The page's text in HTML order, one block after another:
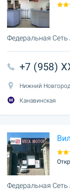
Федеральная Сеть
+7 (958)
Нижний
Канавинская
Федеральная Сеть